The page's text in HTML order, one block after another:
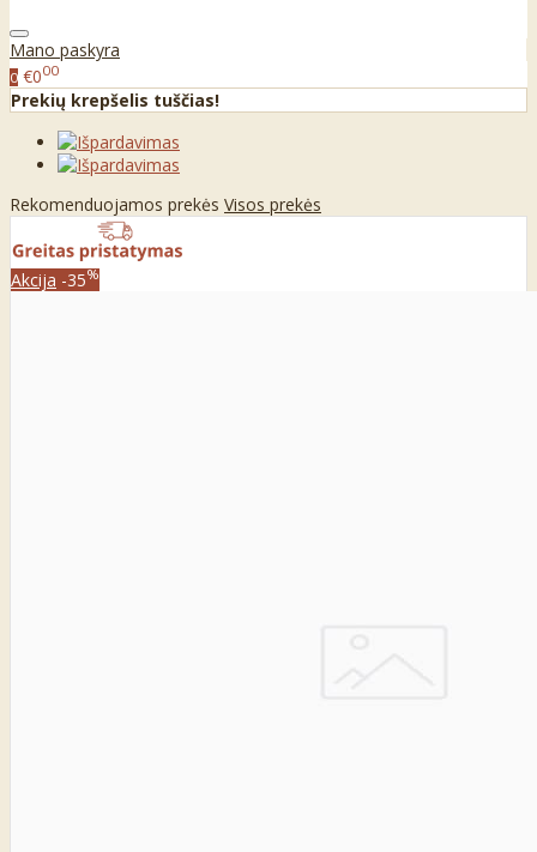
Mano paskyra
0 €000
Prekių krepšelis tuščias!
Rekomenduojamos prekės Visos prekės
Akcija -35%